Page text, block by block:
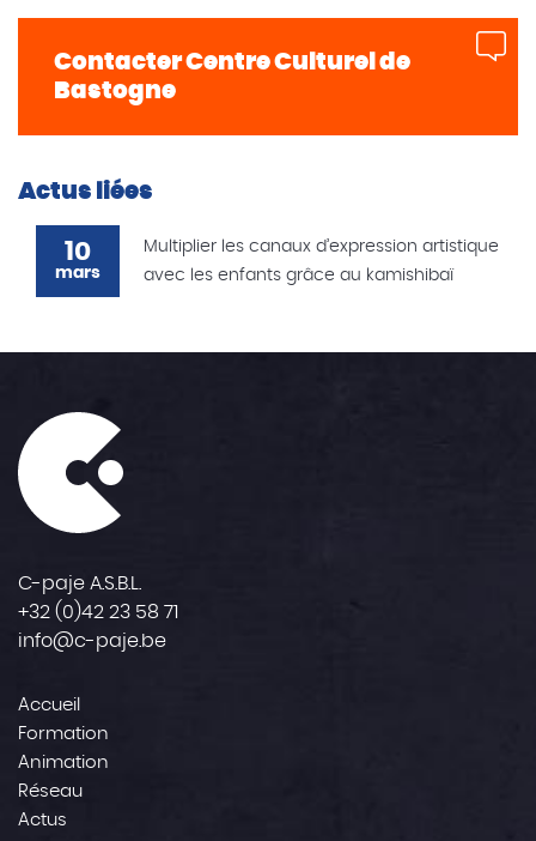
Contacter Centre Culturel de
Bastogne
Actus liées
10
mars
Multiplier les canaux d’expression artistique
avec les enfants grâce au kamishibaï
C-paje A.S.B.L.
+32 (0)42 23 58 71
info@c-paje.be
Accueil
Formation
Animation
Réseau
Actus